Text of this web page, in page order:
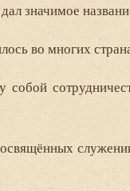
значимое
во многих